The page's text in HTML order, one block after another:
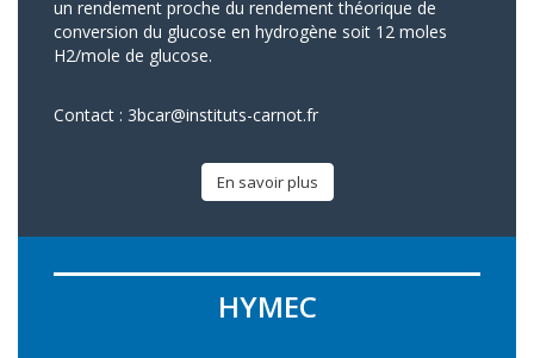
un rendement proche du rendement théorique de
conversion du glucose en hydrogène soit 12 moles
H2/mole de glucose.
Contact : 3bcar@instituts-carnot.fr
En savoir plus
HYMEC